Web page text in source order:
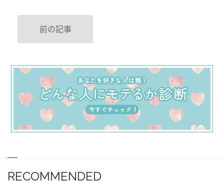
前の記事
RECOMMENDED